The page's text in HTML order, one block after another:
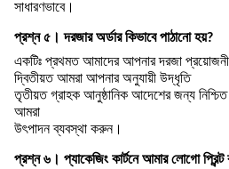
সাধারণভাবে।
প্রশ্ন ৫। দরজার অর্ডার কিভাবে পাঠানো হয়?
একটিঃ প্রথমত আমাদের আপনার দরজা
দ্বিতীয়ত আমরা আপনার অনুযায়ী উদ্ধৃতি
তৃতীয়ত গ্রাহক আনুষ্ঠানিক আদেশের জন্য
আমরা
উৎপাদন ব্যবস্থা করুন।
প্রশ্ন ৬। প্যাকেজিং কার্টনে আমার লোগো